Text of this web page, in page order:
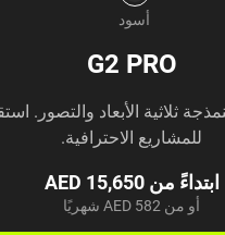
أسود
G2 PRO
ثلاثية الأبعاد والتصور.
للمشاريع الاحترافية.
ابتداءً من AED 15,650
أو من AED 582 شهريًا